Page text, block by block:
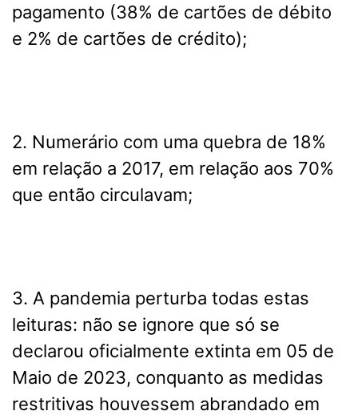
pagamento (38% de cartões de débito
e 2% de cartões de crédito);
2. Numerário com uma quebra de 18%
em relação a 2017, em relação aos 70%
que então circulavam;
3. A pandemia perturba todas estas
leituras: não se ignore que só se
declarou oficialmente extinta em 05 de
Maio de 2023, conquanto as medidas
restritivas houvessem abrandado em